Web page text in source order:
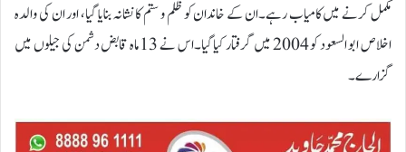
مکمل کرنے میں کامیاب رہے۔ان کے خاندان کو ظلم و ستم کا نشانہ بنایا گیا، اور ان کی والدہ
اخلاص ابو السعود کو 2004 میں گرفتار کیا گیا۔اس نے 13 ماہ قابض دشمن کی جیلوں میں
گزارے۔